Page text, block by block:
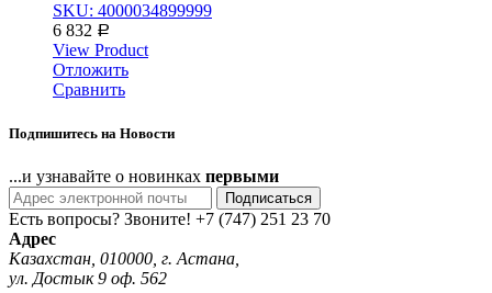
SKU: 4000034899999
6 832 Р
View Product
Отложить
Сравнить
Подпишитесь на Новости
...и узнавайте о новинках первыми
Подписаться
Есть вопросы? Звоните! +7 (747) 251 23 70
Адрес
Казахстан, 010000, г. Астана,
ул. Достык 9 оф. 562